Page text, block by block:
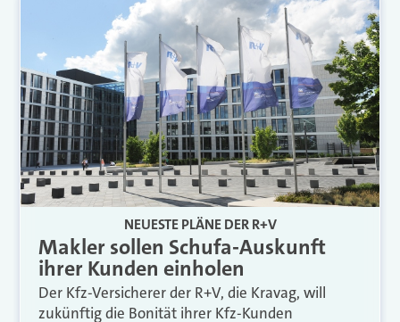
NEUESTE PLÄNE DER R+V
Makler sollen Schufa-Auskunft
ihrer Kunden einholen
Der Kfz-Versicherer der R+V, die Kravag, will
zukünftig die Bonität ihrer Kfz-Kunden